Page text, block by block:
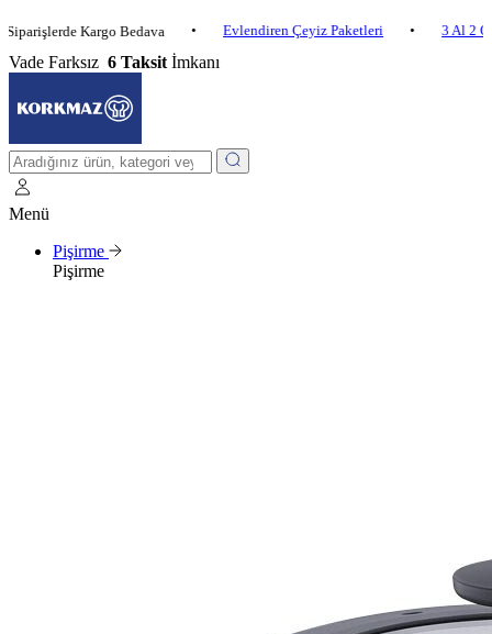
Kargo Bedava • Evlendiren Çeyiz Paketleri • 3 Al 2 Öde •
Vade Farksız 6 Taksit İmkanı
Menü
Pişirme
Pişirme